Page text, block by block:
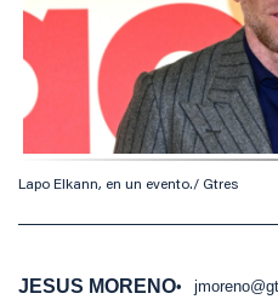
Lapo Elkann, en un evento./ Gtres
JESUS MORENO